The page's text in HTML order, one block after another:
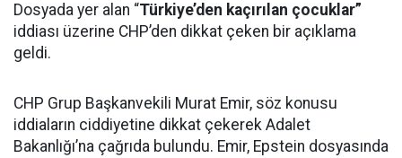
Dosyada yer alan “Türkiye’den kaçırılan çocuklar”
iddiası üzerine CHP’den dikkat çeken bir açıklama
geldi.
CHP Grup Başkanvekili Murat Emir, söz konusu
iddiaların ciddiyetine dikkat çekerek Adalet
Bakanlığı’na çağrıda bulundu. Emir, Epstein dosyasında